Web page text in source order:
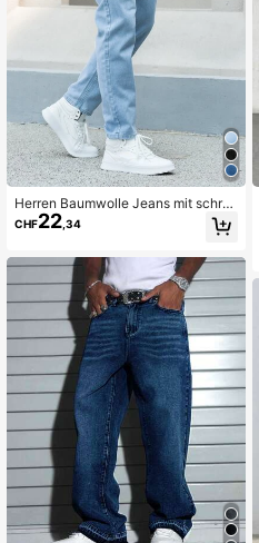
Herren Baumwolle Jeans mit schrä
gen Taschen und geradem Bein
CHF22 ,34